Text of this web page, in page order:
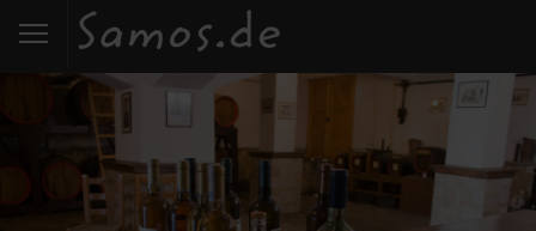
Start
Entdecken
Essen